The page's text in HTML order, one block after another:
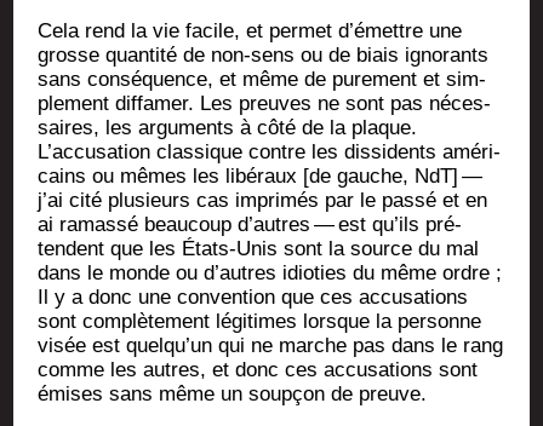
Cela rend la vie facile, et per­met d’émettre une
grosse quan­ti­té de non-sens ou de biais igno­rants
sans consé­quence, et même de pure­ment et sim­
ple­ment dif­fa­mer. Les preuves ne sont pas néces­
saires, les argu­ments à côté de la plaque.
L’accusation clas­sique contre les dis­si­dents amé­ri­
cains ou mêmes les libé­raux [de gauche, NdT] —
j’ai cité plu­sieurs cas impri­més par le pas­sé et en
ai ramas­sé beau­coup d’autres — est qu’ils pré­
tendent que les États-Unis sont la source du mal
dans le monde ou d’autres idio­ties du même ordre ;
Il y a donc une conven­tion que ces accu­sa­tions
sont com­plè­te­ment légi­times lorsque la per­sonne
visée est quelqu’un qui ne marche pas dans le rang
comme les autres, et donc ces accu­sa­tions sont
émises sans même un soup­çon de preuve.